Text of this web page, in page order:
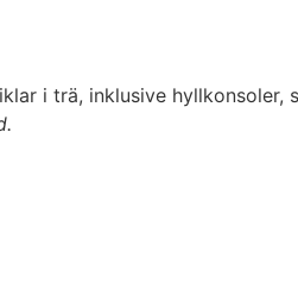
i trä, inklusive